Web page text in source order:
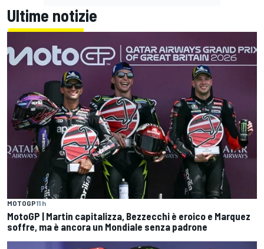
Ultime notizie
MOTOGP11 h
MotoGP | Martin capitalizza, Bezzecchi è eroico e Marquez
soffre, ma è ancora un Mondiale senza padrone